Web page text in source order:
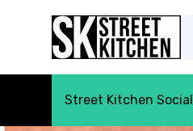
Street Kitchen Social